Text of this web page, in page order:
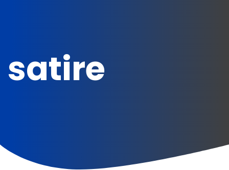
satire